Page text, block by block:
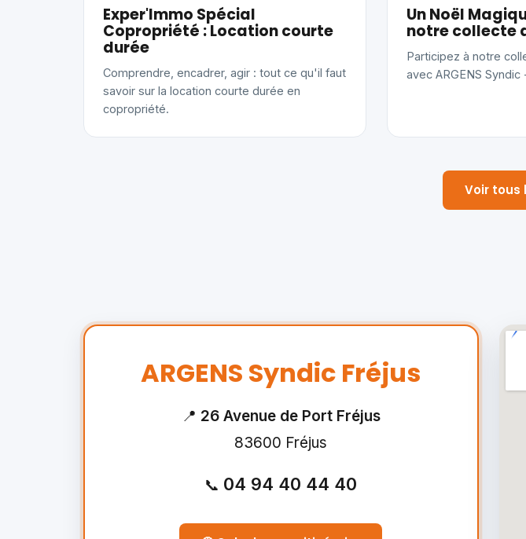
Exper'Immo Spécial
Copropriété : Location courte
durée
Comprendre, encadrer, agir : tout ce qu'il faut
savoir sur la location courte durée en
copropriété.
Un Noël
notre collecte
Participez à notre
avec ARGENS Syndic
Voir tous
ARGENS Syndic Fréjus
📍 26 Avenue de Port Fréjus
83600 Fréjus
📞 04 94 40 44 40